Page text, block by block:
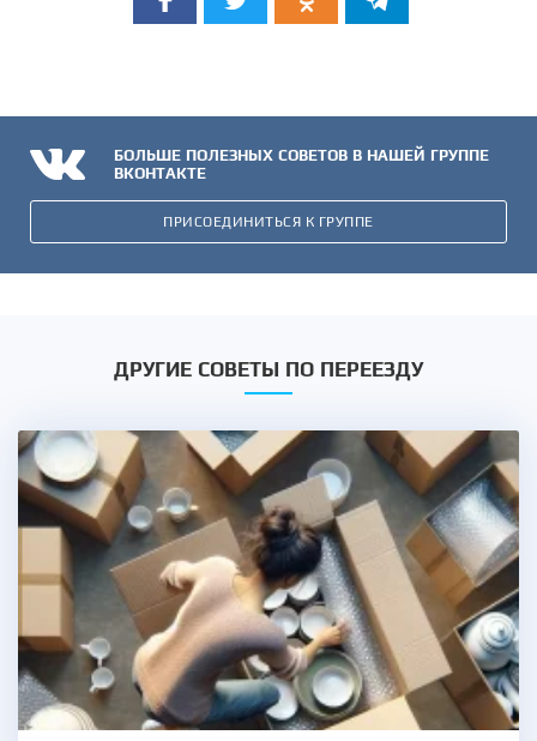
БОЛЬШЕ ПОЛЕЗНЫХ СОВЕТОВ В НАШЕЙ ГРУППЕ
ВКОНТАКТЕ
ПРИСОЕДИНИТЬСЯ К ГРУППЕ
ДРУГИЕ СОВЕТЫ ПО ПЕРЕЕЗДУ